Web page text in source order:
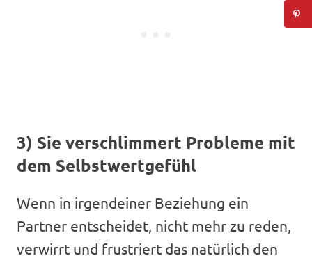
3) Sie verschlimmert Probleme mit
dem Selbstwertgefühl
Wenn in irgendeiner Beziehung ein
Partner entscheidet, nicht mehr zu reden,
verwirrt und frustriert das natürlich den